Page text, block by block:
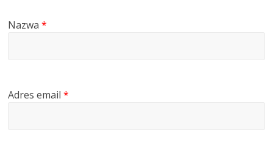
Nazwa*
Adres email*